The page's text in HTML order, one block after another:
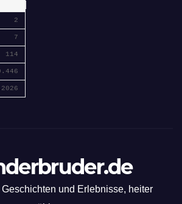
2
7
114
und Erlebnisse, heiter